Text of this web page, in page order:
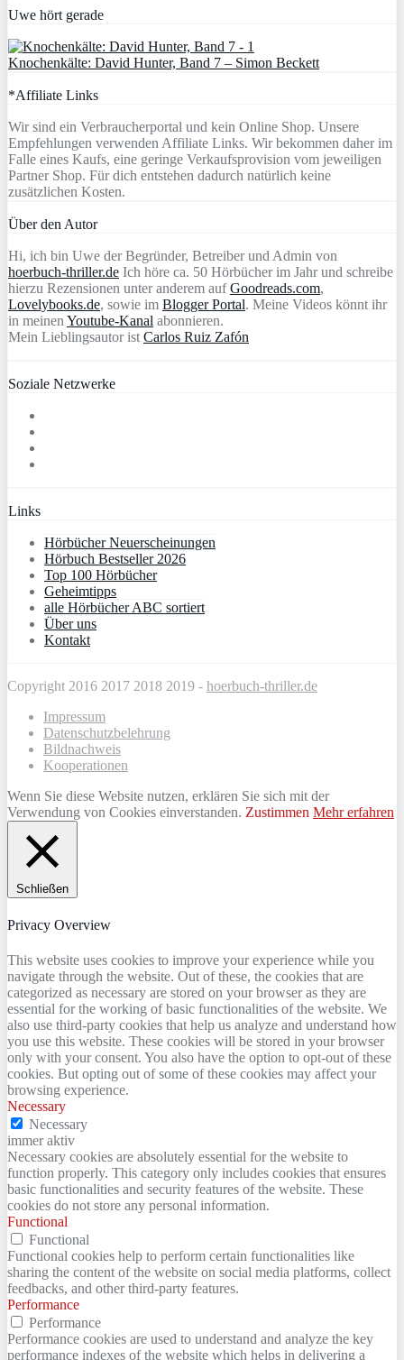
Uwe hört gerade
Knochenkälte: David Hunter, Band 7 – Simon Beckett
*Affiliate Links
Wir sind ein Verbraucherportal und kein Online Shop. Unsere
Empfehlungen verwenden Affiliate Links. Wir bekommen daher im
Falle eines Kaufs, eine geringe Verkaufsprovision vom jeweiligen
Partner Shop. Für dich entstehen dadurch natürlich keine
zusätzlichen Kosten.
Über den Autor
Hi, ich bin Uwe der Begründer, Betreiber und Admin von
hoerbuch-thriller.de Ich höre ca. 50 Hörbücher im Jahr und schreibe
hierzu Rezensionen unter anderem aufGoodreads.com,
Lovelybooks.de, sowie im Blogger Portal. Meine Videos könnt ihr
in meinen Youtube-Kanal abonnieren.
Mein Lieblingsautor ist Carlos Ruiz Zafón
Soziale Netzwerke
Links
Hörbücher Neuerscheinungen
Hörbuch Bestseller 2026
Top 100 Hörbücher
Geheimtipps
alle Hörbücher ABC sortiert
Über uns
Kontakt
Copyright 2016 2017 2018 2019 - hoerbuch-thriller.de
Impressum
Datenschutzbelehrung
Bildnachweis
Kooperationen
Wenn Sie diese Website nutzen, erklären Sie sich mit der
Verwendung von Cookies einverstanden. Zustimmen Mehr erfahren
Schließen
Privacy Overview
This website uses cookies to improve your experience while you
navigate through the website. Out of these, the cookies that are
categorized as necessary are stored on your browser as they are
essential for the working of basic functionalities of the website. We
also use third-party cookies that help us analyze and understand how
you use this website. These cookies will be stored in your browser
only with your consent. You also have the option to opt-out of these
cookies. But opting out of some of these cookies may affect your
browsing experience.
Necessary
Necessary
immer aktiv
Necessary cookies are absolutely essential for the website to
function properly. This category only includes cookies that ensures
basic functionalities and security features of the website. These
cookies do not store any personal information.
Functional
Functional
Functional cookies help to perform certain functionalities like
sharing the content of the website on social media platforms, collect
feedbacks, and other third-party features.
Performance
Performance
Performance cookies are used to understand and analyze the key
performance indexes of the website which helps in delivering a